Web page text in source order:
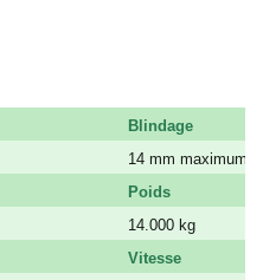
Blindage
14 mm maximum
Poids
14.000 kg
Vitesse